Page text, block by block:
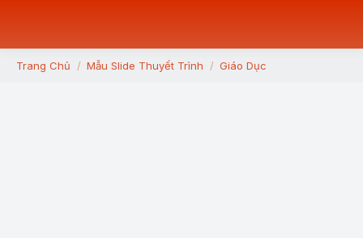
You are here:
Trang Chủ Mẫu Slide Thuyết Trình Giáo Dục